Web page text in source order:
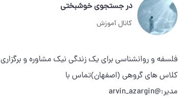
در جستجوی خوشبختی
کانال آموزش
فلسفه و روانشناسی برای یک زندگی نیک مشاوره و برگزاری
کلاس های گروهی (اصفهان)تماس با
مدیر:@arvin_azargin